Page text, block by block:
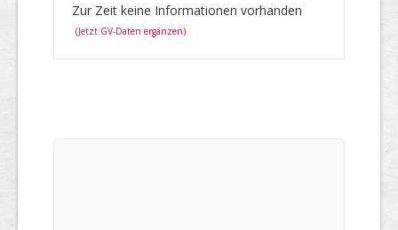
Zur Zeit keine Informationen vorhanden
(Jetzt GV-Daten ergänzen)